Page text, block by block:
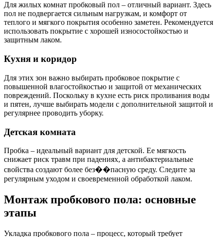
Для жилых комнат пробковый пол – отличный вариант. Здесь
пол не подвергается сильным нагрузкам, и комфорт от
теплого и мягкого покрытия особенно заметен. Рекомендуется
использовать покрытие с хорошей износостойкостью и
защитным лаком.
Кухня и коридор
Для этих зон важно выбирать пробковое покрытие с
повышенной влагостойкостью и защитой от механических
повреждений. Поскольку в кухне есть риск проливания воды
и пятен, лучше выбирать модели с дополнительной защитой и
регулярнее проводить уборку.
Детская комната
Пробка – идеальный вариант для детской. Ее мягкость
снижает риск травм при падениях, а антибактериальные
свойства создают более без��пасную среду. Следите за
регулярным уходом и своевременной обработкой лаком.
Монтаж пробкового пола: основные
этапы
Укладка пробкового пола – процесс, который требует